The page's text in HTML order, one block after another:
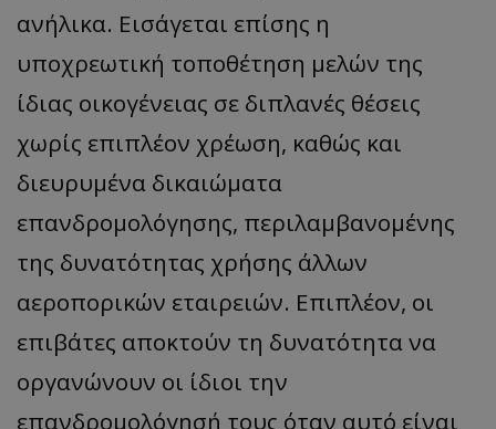
ανήλικα. Εισάγεται επίσης η
υποχρεωτική τοποθέτηση μελών της
ίδιας οικογένειας σε διπλανές θέσεις
χωρίς επιπλέον χρέωση, καθώς και
διευρυμένα δικαιώματα
επανδρομολόγησης, περιλαμβανομένης
της δυνατότητας χρήσης άλλων
αεροπορικών εταιρειών. Επιπλέον, οι
επιβάτες αποκτούν τη δυνατότητα να
οργανώνουν οι ίδιοι την
επανδρομολόγησή τους όταν αυτό είναι